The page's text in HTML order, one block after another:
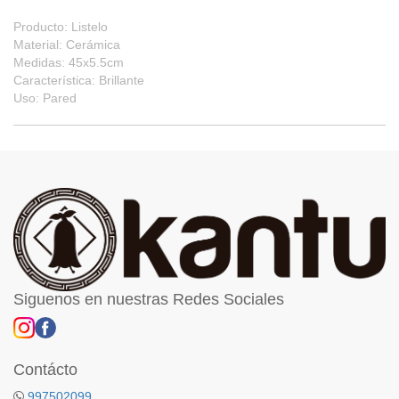
Producto: Listelo
Material: Cerámica
Medidas: 45x5.5cm
Característica: Brillante
Uso: Pared
Siguenos en nuestras Redes Sociales
Contácto